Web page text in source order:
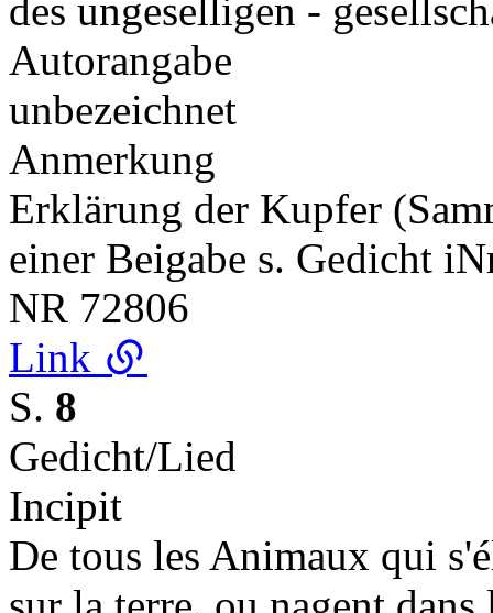
des ungeselligen -
Autorangabe
unbezeichnet
Anmerkung
Erklärung der Kupfer
einer Beigabe s. Gedicht
NR 72806
Link
S. 8
Gedicht/Lied
Incipit
De tous les Animaux qui